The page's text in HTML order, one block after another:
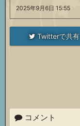
2025年9月6日 15:55
Twitterで共有
コメント